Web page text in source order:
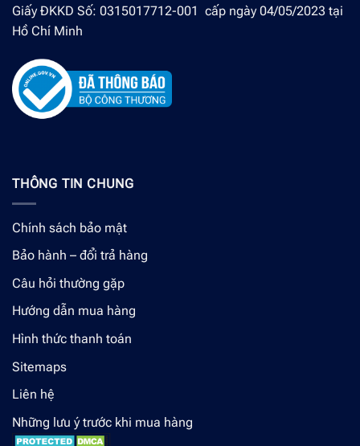
Giấy ĐKKD Số: 0315017712-001 cấp ngày 04/05/2023 tại
Hồ Chí Minh
THÔNG TIN CHUNG
Chính sách bảo mật
Bảo hành – đổi trả hàng
Câu hỏi thường gặp
Hướng dẫn mua hàng
Hình thức thanh toán
Sitemaps
Liên hệ
Những lưu ý trước khi mua hàng